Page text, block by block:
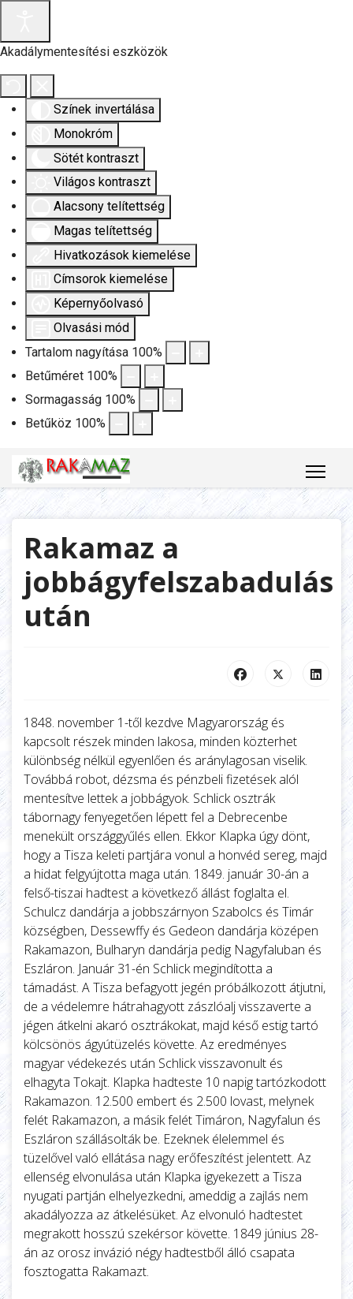
Akadálymentesítési eszközök
Színek invertálása
Monokróm
Sötét kontraszt
Világos kontraszt
Alacsony telítettség
Magas telítettség
Hivatkozások kiemelése
Címsorok kiemelése
Képernyőolvasó
Olvasási mód
Tartalom nagyítása 100%
Betűméret 100%
Sormagasság 100%
Betűköz 100%
Rakamaz a
jobbágyfelszabadulás
után
1848. november 1-től kezdve Magyarország és
kapcsolt részek minden lakosa, minden közterhet
különbség nélkül egyenlően és aránylagosan viselik.
Továbbá robot, dézsma és pénzbeli fizetések alól
mentesítve lettek a jobbágyok. Schlick osztrák
tábornagy fenyegetően lépett fel a Debrecenbe
menekült országgyűlés ellen. Ekkor Klapka úgy dönt,
hogy a Tisza keleti partjára vonul a honvéd sereg, majd
a hidat felgyújtotta maga után. 1849. január 30-án a
felső-tiszai hadtest a következő állást foglalta el.
Schulcz dandárja a jobbszárnyon Szabolcs és Timár
községben, Dessewffy és Gedeon dandárja középen
Rakamazon, Bulharyn dandárja pedig Nagyfaluban és
Eszláron. Január 31-én Schlick megindította a
támadást. A Tisza befagyott jegén próbálkozott átjutni,
de a védelemre hátrahagyott zászlóalj visszaverte a
jégen átkelni akaró osztrákokat, majd késő estig tartó
kölcsönös ágyútüzelés követte. Az eredményes
magyar védekezés után Schlick visszavonult és
elhagyta Tokajt. Klapka hadteste 10 napig tartózkodott
Rakamazon. 12.500 embert és 2.500 lovast, melynek
felét Rakamazon, a másik felét Timáron, Nagyfalun és
Eszláron szállásolták be. Ezeknek élelemmel és
tüzelővel való ellátása nagy erőfeszítést jelentett. Az
ellenség elvonulása után Klapka igyekezett a Tisza
nyugati partján elhelyezkedni, ameddig a zajlás nem
akadályozza az átkelésüket. Az elvonuló hadtestet
megrakott hosszú szekérsor követte. 1849 június 28-
án az orosz invázió négy hadtestből álló csapata
fosztogatta Rakamazt.